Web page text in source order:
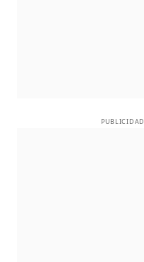
PUBLICIDAD